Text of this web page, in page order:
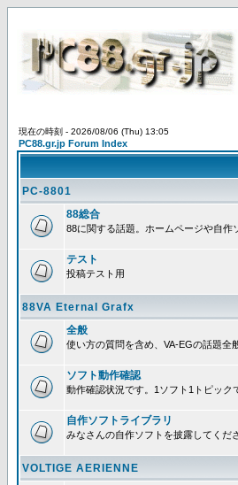
現在の時刻 - 2026/08/06 (Thu) 13:05
PC88.gr.jp Forum Index
PC-8801
88総合
88に関する話題。ホームページや自作
テスト
投稿テスト用
88VA Eternal Grafx
全般
使い方の質問を含め、VA-EGの話題全
ソフト動作確認
動作確認状況です。1ソフト1トピック
自作ソフトライブラリ
みなさんの自作ソフトを披露してくだ
VOLTIGE AERIENNE